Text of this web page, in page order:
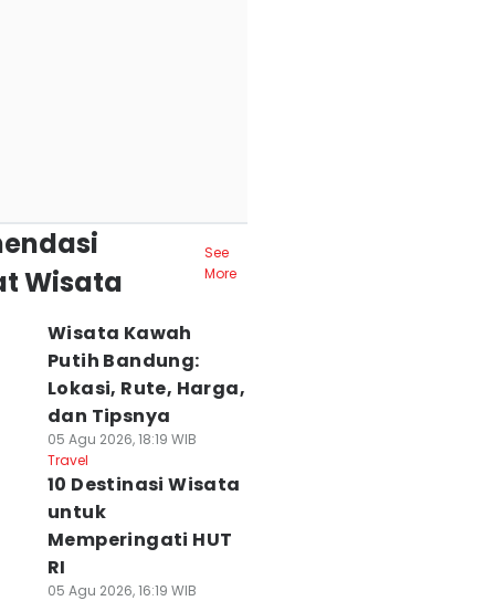
Wisata
See
More
Wisata Kawah
Putih Bandung:
Lokasi, Rute, Harga,
dan Tipsnya
05 Agu 2026, 18:19 WIB
Travel
10 Destinasi Wisata
untuk
Memperingati HUT
RI
05 Agu 2026, 16:19 WIB